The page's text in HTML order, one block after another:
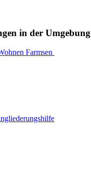
in der Umgebung
Farmsen